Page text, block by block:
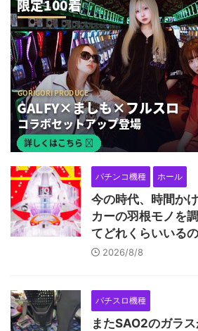
パチンコ機種 ホール
今の時代、時間か
カーの羽根モノを
てどれくらいいる
2026/8/8
パチスロ機種
またSAO2のガラ